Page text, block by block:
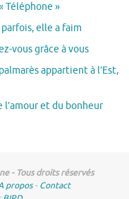
Téléphone »
elle a faim
vous grâce à vous
appartient à l’Est,
l’amour et du bonheur
- Tous droits réservés
propos- Contact